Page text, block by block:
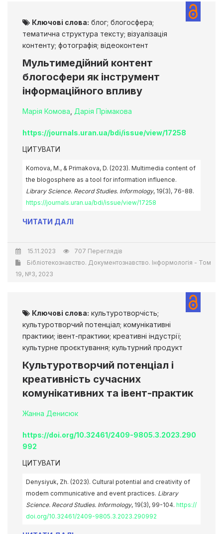
Ключові слова: блог; блогосфера;
тематична структура тексту; візуалізація
контенту; фотографія; відеоконтент
Мультимедійний контент
блогосфери як інструмент
інформаційного впливу
Марія Комова Дарія Прімакова
https://journals.uran.ua/bdi/issue/view/17258
ЦИТУВАТИ
Komova, M., & Primakova, D. (2023). Multimedia content of
the blogosphere as a tool for information influence.
Library Science. Record Studies. Informology, 19(3), 76-88.
https://journals.uran.ua/bdi/issue/view/17258
ЧИТАТИ ДАЛІ
15.11.2023
707 Переглядів
Бібліотекознавство. Документознавство. Інформологія - Том
19, №3, 2023
Ключові слова: культуротворчість;
культуротворчий потенціал; комунікативні
практики; івент-практики; креативні індустрії;
культурне проєктування; культурний продукт
Культуротворчий потенціал і
креативність сучасних
комунікативних та івент-практик
Жанна Денисюк
https://doi.org/10.32461/2409-9805.3.2023.290
992
ЦИТУВАТИ
Denysіyuk, Zh. (2023). Cultural potential and creativity of
modern communicative and event practices. Library
Science. Record Studies. Informology, 19(3), 99-104. https://
doi.org/10.32461/2409-9805.3.2023.290992